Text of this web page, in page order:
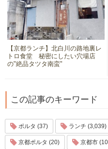
【京都ランチ】北白川の路地裏レ
トロ食堂 秘密にしたい穴場店
の"絶品タツタ南蛮"
この記事のキーワード
ポルタ (37) ランチ (3,039)
京都ポルタ (20) 京都市